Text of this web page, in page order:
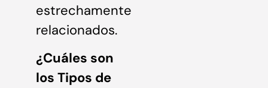
estrechamente
relacionados.
¿Cuáles son
los Tipos de